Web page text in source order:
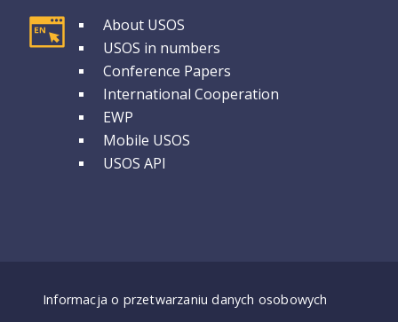
GRUPA 1
About USOS
USOS in numbers
Conference Papers
International Cooperation
EWP
Mobile USOS
USOS API
Dostępność - deklaracje
Informacja o przetwarzaniu danych osobowych